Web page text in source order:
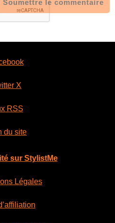
Soumettre le commentaire
X
RSS
du site
sur StylistMe
Légales